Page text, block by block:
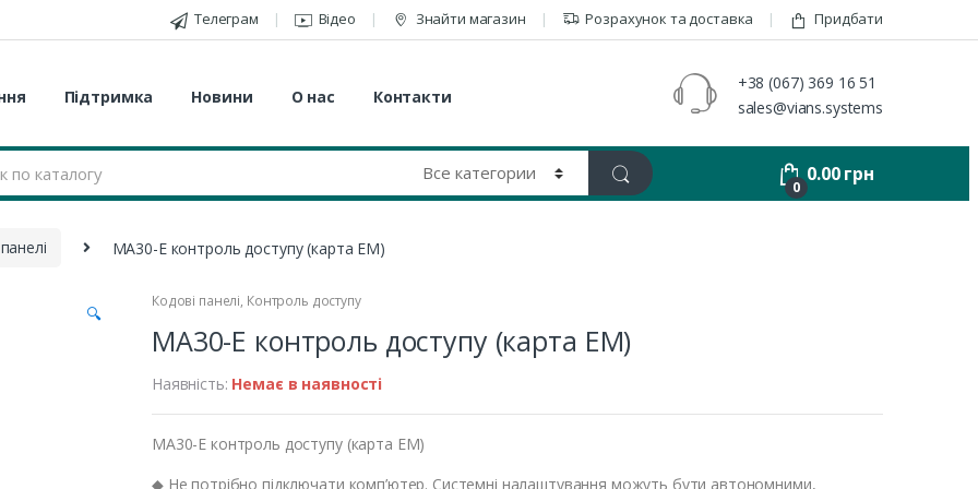
Телеграм Відео Знайти магазин Розрахунок та доставка Придбати
Підтримка Новини О нас Контакти
+38 (067) 369 16 51
sales@vians.systems
0
0.00грн
MA30-E контроль доступу (карта EM)
🔍
Кодові панелі, Контроль доступу
MA30-E контроль доступу (карта EM)
Наявність: Немає в наявності
MA30-E контроль доступу (карта EM)
◆ Не потрібно підключати комп’ютер. Системні налаштування можуть бути автономними,